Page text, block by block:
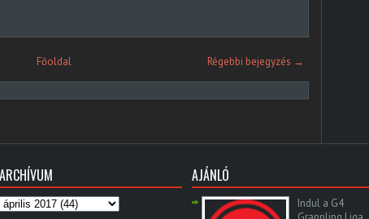
Régebbi bejegyzés →
Főoldal
ARCHÍVUM AJÁNLÓ
Indul a G4